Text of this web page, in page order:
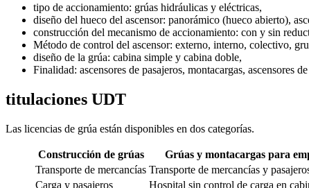
tipo de accionamiento: grúas hidráulicas y eléctricas,
diseño del hueco del ascensor: panorámico (hueco abierto),
construcción del mecanismo de accionamiento: con y sin
Método de control del ascensor: externo, interno, colectivo,
diseño de la grúa: cabina simple y cabina doble,
Finalidad: ascensores de pasajeros, montacargas, ascensores
titulaciones UDT
Las licencias de grúa están disponibles en dos categorías.
Construcción de grúas
Grúas y montacargas para
Transporte de mercancías Transporte de mercancías y
Carga y pasajeros
Hospital sin control de carga en